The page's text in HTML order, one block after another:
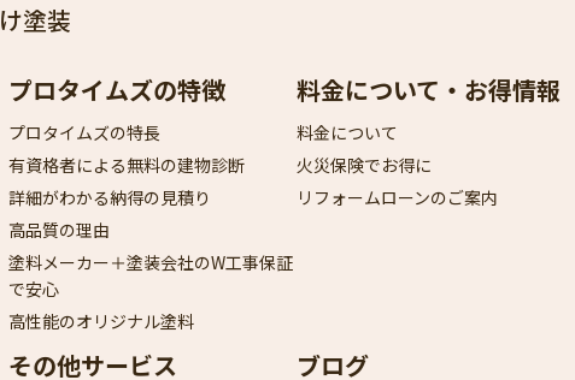
塗装
プロタイムズの特徴
プロタイムズの特長
有資格者による無料の建物診断
詳細がわかる納得の見積り
高品質の理由
塗料メーカー＋塗装会社のW工事保証
で安心
高性能のオリジナル塗料
料金について・お得情報
料金について
火災保険でお得に
リフォームローンのご案内
その他サービス ブログ